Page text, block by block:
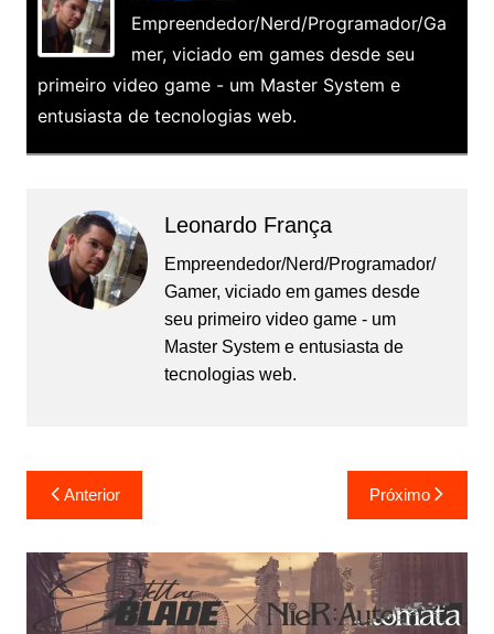
Empreendedor/Nerd/Programador/Ga
mer, viciado em games desde seu
primeiro video game - um Master System e
entusiasta de tecnologias web.
Leonardo França
Empreendedor/Nerd/Programador/
Gamer, viciado em games desde
seu primeiro video game - um
Master System e entusiasta de
tecnologias web.
Navegação
de
Post
Anterior Próximo